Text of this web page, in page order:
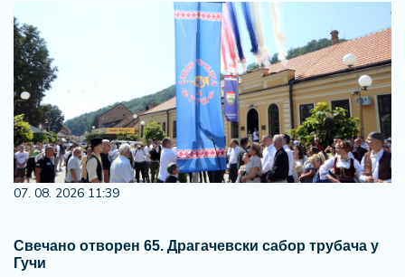
07. 08. 2026 11:39
Свечано отворен 65. Драгачевски сабор трубача у
Гучи